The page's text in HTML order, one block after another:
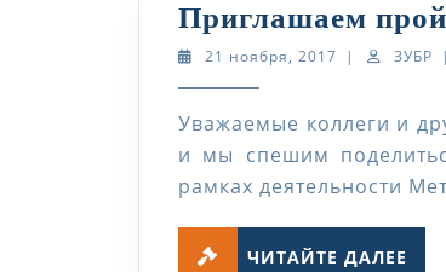
Приглашаем
21 ноября, 2017 21| ЗУБР |
Уважаемые коллеги и
и мы спешим
рамках деятельности
ЧИТАЙТЕ ДАЛЕЕ